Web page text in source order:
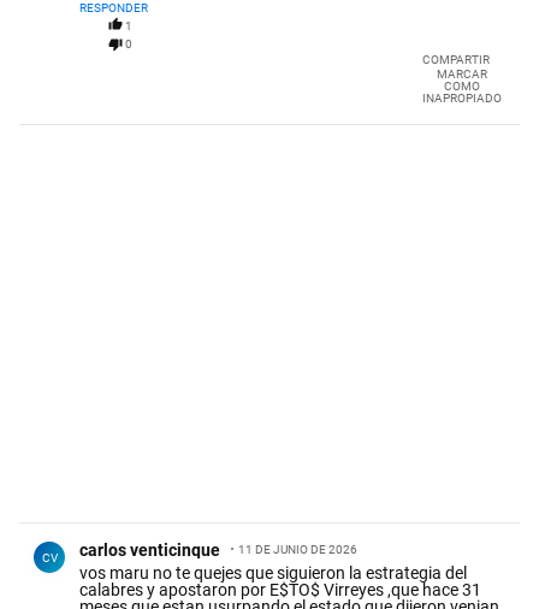
RESPONDER
1
0
COMPARTIR
MARCAR
COMO
INAPROPIADO
CV carlos venticinque 11 DE JUNIO DE 2026
vos maru no te quejes que siguieron la estrategia del
calabres y apostaron por E$TO$ Virreyes ,que hace 31